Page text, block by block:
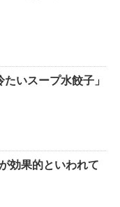
いスープ水餃子」
効果的といわれて